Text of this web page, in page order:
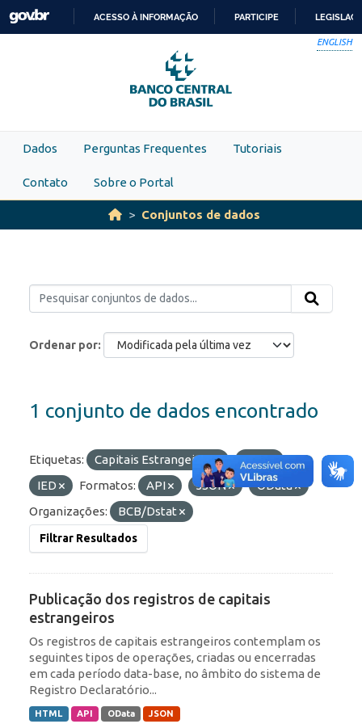
Skip to main content
PARA
O
CONTEÚDO
ACESSO À INFORMAÇÃO PARTICIPE
ENGLISH
Dados Perguntas Frequentes Tutoriais
Contato Sobre o Portal
Conjuntos de dados
Ordenar por
1 conjunto de dados encontrado
Etiquetas: Capitais Estrangeiros
RDE
IED
Formatos: API JSON
OData
Organizações:
BCB/Dstat
Filtrar Resultados
Publicação dos registros de capitais
estrangeiros
Os registros de capitais estrangeiros contemplam os
seguintes tipos de operações, criadas ou encerradas
em cada período data-base, no âmbito do sistema de
Registro Declaratório...
HTML API OData JSON